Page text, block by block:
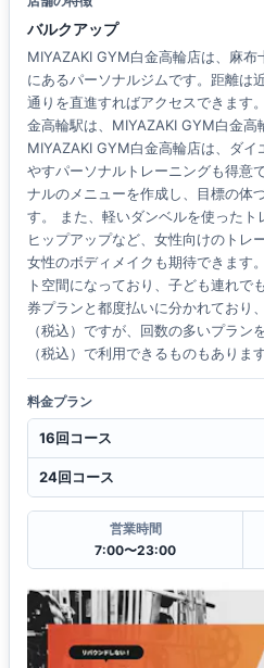
バルクアップ
MIYAZAKI GYM白金高輪店は、麻
にあるパーソナルジムです。距離は
通りを直進すればアクセスできます
金高輪駅は、MIYAZAKI GYM白金高
MIYAZAKI GYM白金高輪店は、ダ
やすパーソナルトレーニングも得意
ナルのメニューを作成し、目標の体
す。 また、軽いダンベルを使った
ヒップアップなど、女性向けのトレ
女性のボディメイクも期待できます
ト空間になっており、子ども連れで
券プランと都度払いに分かれており
（税込）ですが、回数の多いプラン
（税込）で利用できるものもあります
料金プラン
16回コース
24回コース
営業時間
7:00〜23:00